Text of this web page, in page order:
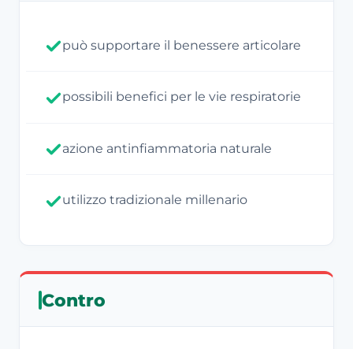
può supportare il benessere articolare
possibili benefici per le vie respiratorie
azione antinfiammatoria naturale
utilizzo tradizionale millenario
Contro